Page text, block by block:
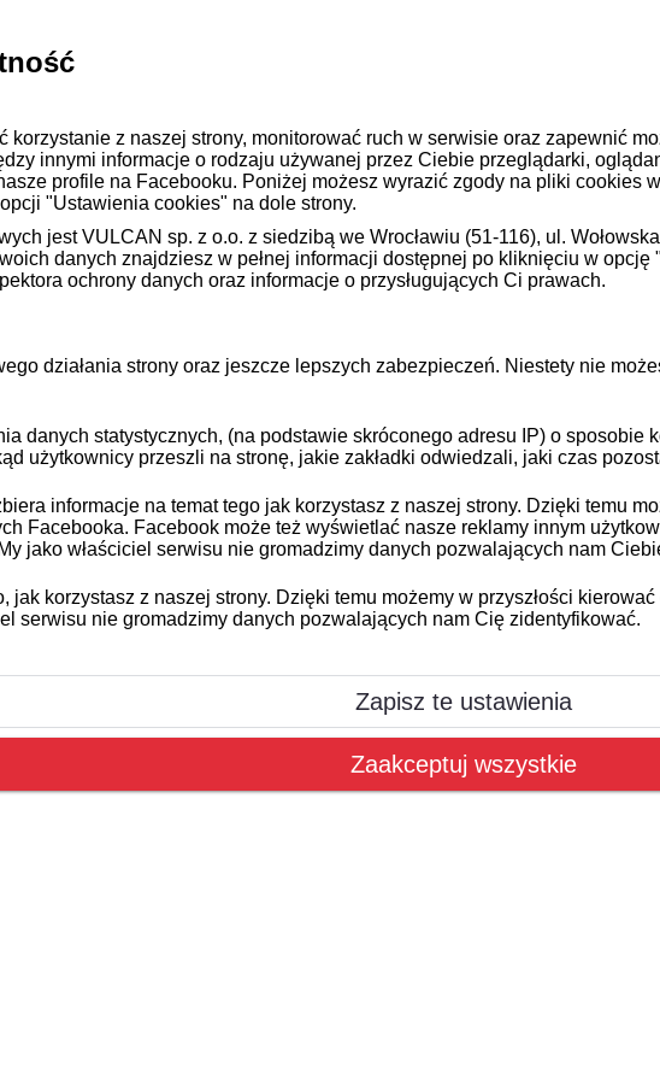
z naszej strony, monitorować ruch w serwisie oraz zapewnić
innymi informacje o rodzaju używanej przez Ciebie przeglądarki,
profile na Facebooku. Poniżej możesz wyrazić zgody na pliki cookies
"Ustawienia cookies" na dole strony.
jest VULCAN sp. z o.o. z siedzibą we Wrocławiu (51-116), ul.
danych znajdziesz w pełnej informacji dostępnej po kliknięciu w
ochrony danych oraz informacje o przysługujących Ci prawach.
działania strony oraz jeszcze lepszych zabezpieczeń. Niestety nie
danych statystycznych, (na podstawie skróconego adresu IP) o sposobie
użytkownicy przeszli na stronę, jakie zakładki odwiedzali, jaki czas
informacje na temat tego jak korzystasz z naszej strony. Dzięki temu
Facebooka. Facebook może też wyświetlać nasze reklamy innym
jako właściciel serwisu nie gromadzimy danych pozwalających nam
jak korzystasz z naszej strony. Dzięki temu możemy w przyszłości
serwisu nie gromadzimy danych pozwalających nam Cię zidentyfikować.
Zapisz te ustawienia
Zaakceptuj wszystkie